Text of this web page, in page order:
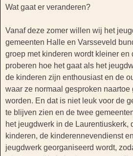
Wat gaat er veranderen?
Vanaf deze zomer willen wij het
gemeenten Halle en Varsseveld
groep met kinderen wordt kleiner
proberen hoe het gaat als het
de kinderen zijn enthousiast en de
waar ze normaal gesproken
worden. En dat is niet leuk voor de
te blijven zien en de twee
het jeugdwerk in de
kinderen, de kinderennevendienst
jeugdwerk georganiseerd wordt,